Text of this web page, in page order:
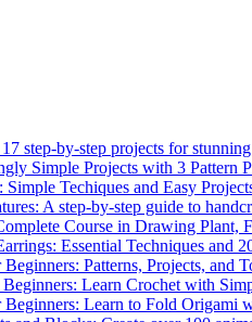
step-by-step projects for
Simple Projects with 3 Pattern
Techiques and Easy
A step-by-step guide to
Course in Drawing Plant,
Essential Techniques and
Patterns, Projects, and
Learn Crochet with
Learn to Fold Origami